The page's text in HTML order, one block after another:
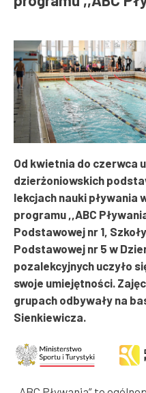
Miasta
Dzierżoniów
Od kwietnia do czerwca
dzierżoniowskich
lekcjach nauki pływania
programu ,,ABC
Podstawowej nr 1,
Podstawowej nr 5 w
pozalekcyjnych uczyło
swoje umiejętności.
grupach odbywały na
Sienkiewicza.